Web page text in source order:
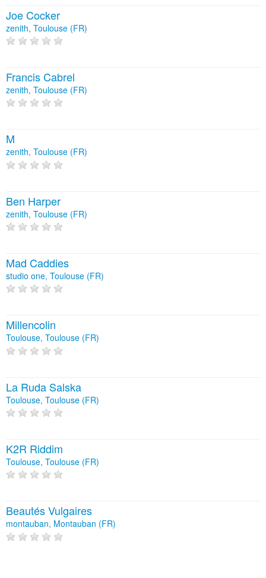
Joe Cocker
zenith, Toulouse (FR)
Francis Cabrel
zenith, Toulouse (FR)
M
zenith, Toulouse (FR)
Ben Harper
zenith, Toulouse (FR)
Mad Caddies
studio one, Toulouse (FR)
Millencolin
Toulouse, Toulouse (FR)
La Ruda Salska
Toulouse, Toulouse (FR)
K2R Riddim
Toulouse, Toulouse (FR)
Beautés Vulgaires
montauban, Montauban (FR)